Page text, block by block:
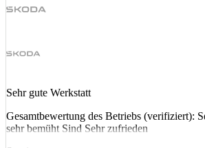
Sehr gute Werkstatt
Gesamtbewertung des Betriebs (verifiziert):
sehr bemüht Sind Sehr zufrieden